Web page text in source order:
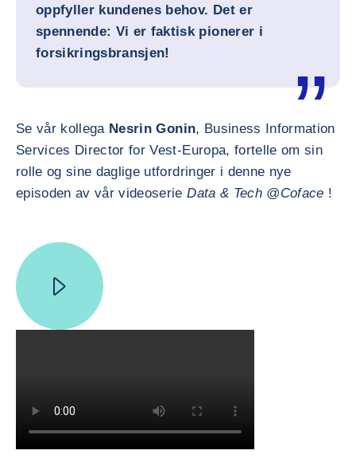
oppfyller kundenes behov. Det er
spennende: Vi er faktisk pionerer i
forsikringsbransjen!
Se vår kollega Nesrin Gonin, Business Information
Services Director for Vest-Europa, fortelle om sin
rolle og sine daglige utfordringer i denne nye
episoden av vår videoserieData & Tech @Coface !